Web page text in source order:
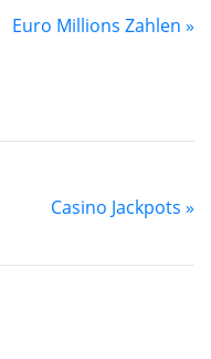
Euro Millions Zahlen »
Casino Jackpots »